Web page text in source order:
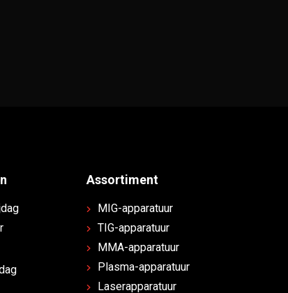
Assortiment
MIG-apparatuur
TIG-apparatuur
MMA-apparatuur
Plasma-apparatuur
Laserapparatuur